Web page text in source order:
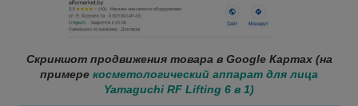
Скриншот продвижения товара в Google Картах (на
примере косметологический аппарат для лица
Yamaguchi RF Lifting 6 в 1)